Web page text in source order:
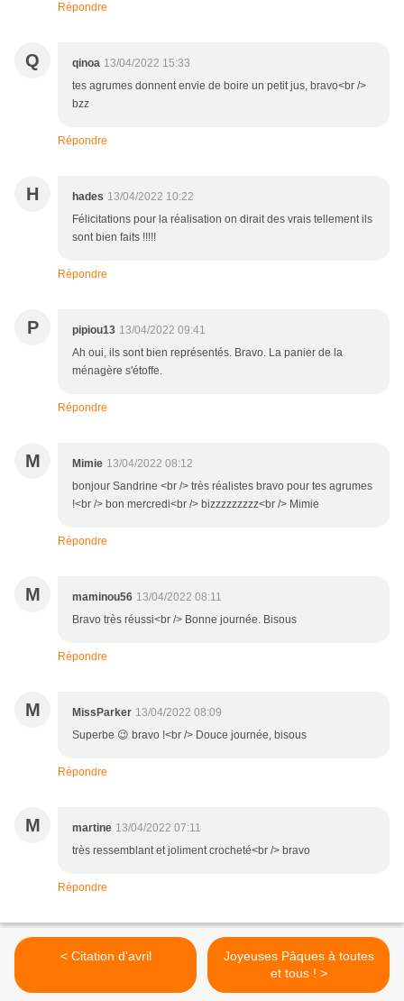
Répondre
Q qinoa 13/04/2022 15:33
tes agrumes donnent envie de boire un petit jus, bravo<br />
bzz
Répondre
H hades 13/04/2022 10:22
Félicitations pour la réalisation on dirait des vrais tellement ils
sont bien faits !!!!!
Répondre
P pipiou13 13/04/2022 09:41
Ah oui, ils sont bien représentés. Bravo. La panier de la
ménagère s'étoffe.
Répondre
M Mimie 13/04/2022 08:12
bonjour Sandrine <br /> très réalistes bravo pour tes agrumes
!<br /> bon mercredi<br /> bizzzzzzzzz<br /> Mimie
Répondre
M maminou56 13/04/2022 08:11
Bravo très réussi<br /> Bonne journée. Bisous
Répondre
M MissParker 13/04/2022 08:09
Superbe 😉 bravo !<br /> Douce journée, bisous
Répondre
M martine 13/04/2022 07:11
très ressemblant et joliment crocheté<br /> bravo
Répondre
< Citation d'avril
Joyeuses Pâques à toutes
et tous ! >